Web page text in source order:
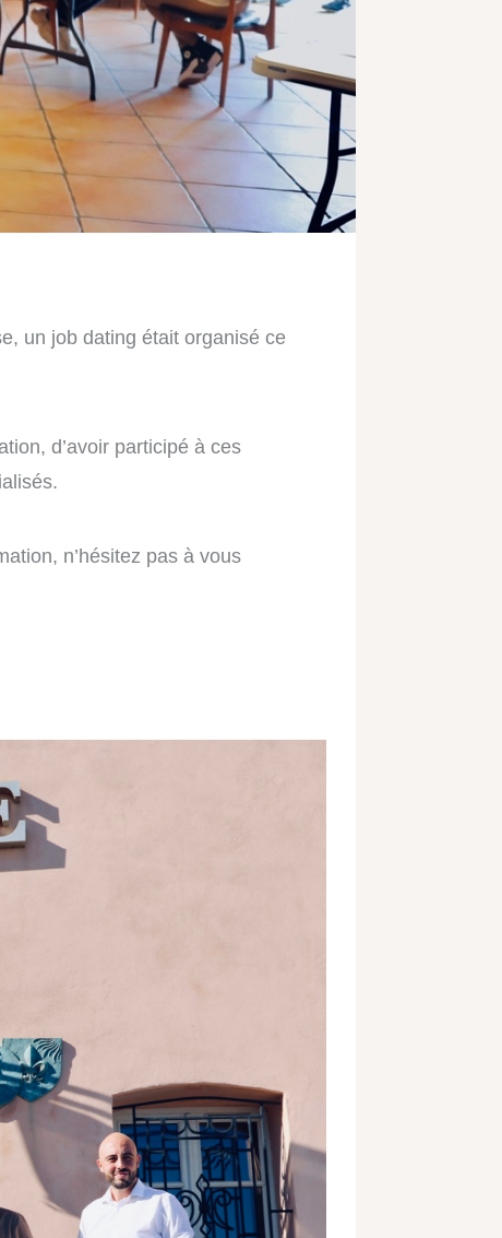
un job dating était organisé ce
d’avoir participé à ces
n’hésitez pas à vous